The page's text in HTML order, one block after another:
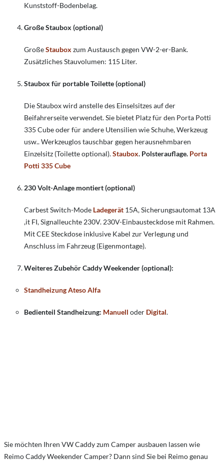
Kunststoff-Bodenbelag.
Große Staubox (optional)
GroßeStaubox zum Austausch gegen VW-2-er-Bank.
Zusätzliches Stauvolumen: 115 Liter.
Staubox für portable Toilette (optional)
Die Staubox wird anstelle des Einselsitzes auf der
Beifahrerseite verwendet. Sie bietet Platz für den Porta Potti
335 Cube oder für andere Utensilien wie Schuhe, Werkzeug
usw.. Werkzeuglos tauschbar gegen herausnehmbaren
Einzelsitz (Toilette optional).Staubox. Polsterauflage. Porta
Potti 335 Cube
230 Volt-Anlage montiert (optional)
Carbest Switch-Mode Ladegerät 15A, Sicherungsautomat 13A
,it FI, Signalleuchte 230V. 230V-Einbausteckdose mit Rahmen.
Mit CEE Steckdose inklusive Kabel zur Verlegung und
Anschluss im Fahrzeug (Eigenmontage).
Weiteres Zubehör Caddy Weekender (optional):
Standheizung Ateso Alfa
Bedienteil Standheizung: Manuell oder Digital.
Sie möchten Ihren VW Caddy zum Camper ausbauen lassen wie
Reimo Caddy Weekender Camper? Dann sind Sie bei Reimo genau